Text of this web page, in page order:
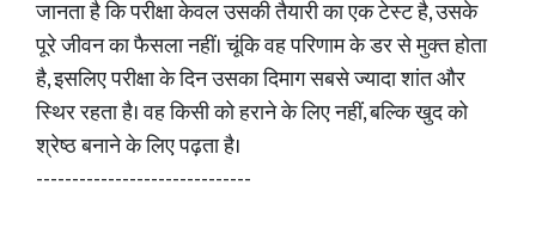
जानता है कि परीक्षा केवल उसकी तैयारी का एक टेस्ट है, उसके
पूरे जीवन का फैसला नहीं। चूंकि वह परिणाम के डर से मुक्त होता
है, इसलिए परीक्षा के दिन उसका दिमाग सबसे ज्यादा शांत और
स्थिर रहता है। वह किसी को हराने के लिए नहीं, बल्कि खुद को
श्रेष्ठ बनाने के लिए पढ़ता है।
------------------------------